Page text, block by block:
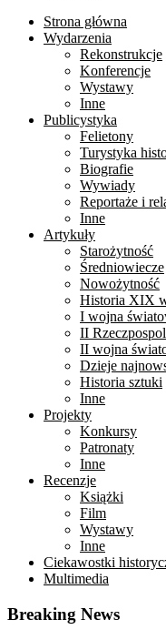
Strona główna
Wydarzenia
Rekonstrukcje
Konferencje
Wystawy
Inne
Publicystyka
Felietony
Turystyka
Biografie
Wywiady
Reportaże i
Inne
Artykuły
Starożytność
Średniowiecze
Nowożytność
Historia XIX
I wojna
II
II wojna
Dzieje
Historia sztuki
Inne
Projekty
Konkursy
Patronaty
Inne
Recenzje
Książki
Film
Wystawy
Inne
Ciekawostki
Multimedia
Breaking News